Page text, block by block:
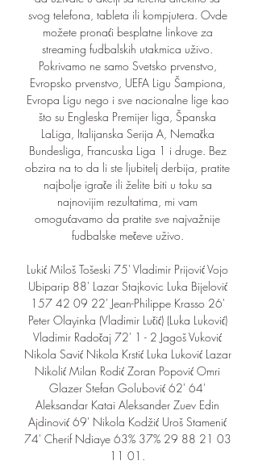
svog telefona, tableta ili kompjutera. Ovde
možete pronaći besplatne linkove za
streaming fudbalskih utakmica uživo.
Pokrivamo ne samo Svetsko prvenstvo,
Evropsko prvenstvo, UEFA Ligu Šampiona,
Evropa Ligu nego i sve nacionalne lige kao
što su Engleska Premijer liga, Španska
LaLiga, Italijanska Serija A, Nemačka
Bundesliga, Francuska Liga 1 i druge. Bez
obzira na to da li ste ljubitelj derbija, pratite
najbolje igrače ili želite biti u toku sa
najnovijim rezultatima, mi vam
omogućavamo da pratite sve najvažnije
fudbalske mečeve uživo.
Lukić Miloš Tošeski 75' Vladimir Prijović Vojo
Ubiparip 88' Lazar Stajkovic Luka Bijelović
157 42 09 22' Jean-Philippe Krasso 26'
Peter Olayinka (Vladimir Lučić) (Luka Luković)
Vladimir Radočaj 72' 1 - 2 Jagoš Vuković
Nikola Savić Nikola Krstić Luka Luković Lazar
Nikolić Milan Rodić Zoran Popović Omri
Glazer Stefan Golubović 62' 64'
Aleksandar Katai Aleksander Zuev Edin
Ajdinović 69' Nikola Kodžić Uroš Stamenić
74' Cherif Ndiaye 63% 37% 29 88 21 03
11 01.